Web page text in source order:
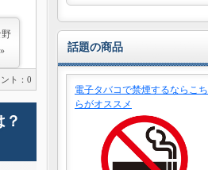
ト：0
話題の商品
電子タバコで禁煙するならこち
らがオススメ